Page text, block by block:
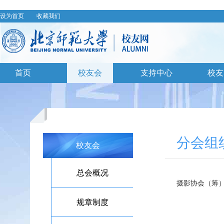
设为首页 收藏我们
首页 校友会 支持中心 校
校友会
总会概况
规章制度
分会组
摄影协会（筹